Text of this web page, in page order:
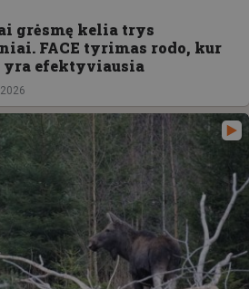
grėsmę kelia trys
FACE tyrimas rodo, kur
yra efektyviausia